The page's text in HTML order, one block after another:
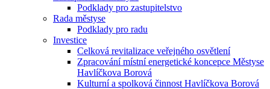
Podklady pro zastupitelstvo
Rada městyse
Podklady pro radu
Investice
Celková revitalizace veřejného osvětlení
Zpracování místní energetické koncepce Městyse
Havlíčkova Borová
Kulturní a spolková činnost Havlíčkova Borová